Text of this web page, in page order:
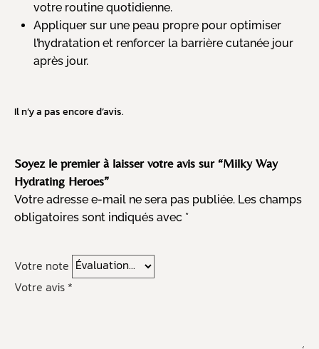
votre routine quotidienne.
Appliquer sur une peau propre pour optimiser
l’hydratation et renforcer la barrière cutanée jour
après jour.
Il n’y a pas encore d’avis.
Soyez le premier à laisser votre avis sur “Milky Way
Hydrating Heroes”
Votre adresse e-mail ne sera pas publiée. Les champs
obligatoires sont indiqués avec *
Votre note
Votre avis *